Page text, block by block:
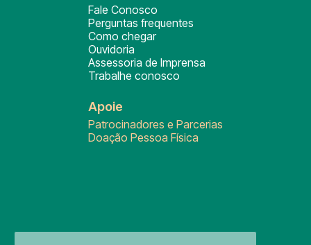
Fale Conosco
Perguntas frequentes
Como chegar
Ouvidoria
Assessoria de Imprensa
Trabalhe conosco
Apoie
Patrocinadores e Parcerias
Doação Pessoa Física